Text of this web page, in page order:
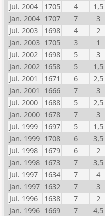
Jul. 2004
1705 4
1,5
Jan. 2004 1707 7
3
Jul. 2003
1698 4
2
Jan. 2003 1705 3
1
Jul. 2002
1698 5
3
Jan. 2002 1658 5
1,5
Jul. 2001
1671 6
2,5
Jan. 2001 1666 7
3
Jul. 2000
1688 5
2,5
Jan. 2000 1678 7
3
Jul. 1999
1697 5
1,5
Jan. 1999 1708 6
3,5
Jul. 1998
1679 6
2
Jan. 1998 1673 7
3,5
Jul. 1997
1634 7
4
Jan. 1997 1632 7
3
Jul. 1996
1638 7
2
Jan. 1996 1669 7
4,5